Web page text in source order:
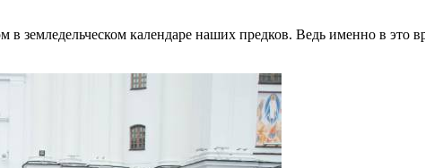
в земледельческом календаре наших предков. Ведь именно в